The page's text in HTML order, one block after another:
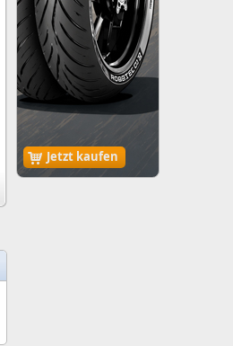
Jetzt kaufen